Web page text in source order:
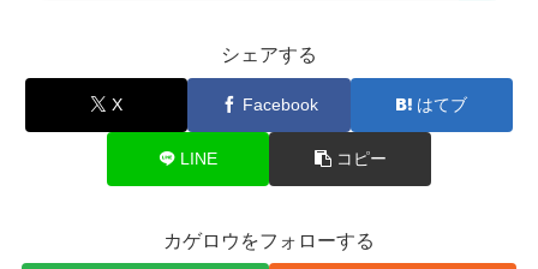
シェアする
X Facebook はてブ
LINE コピー
カゲロウをフォローする